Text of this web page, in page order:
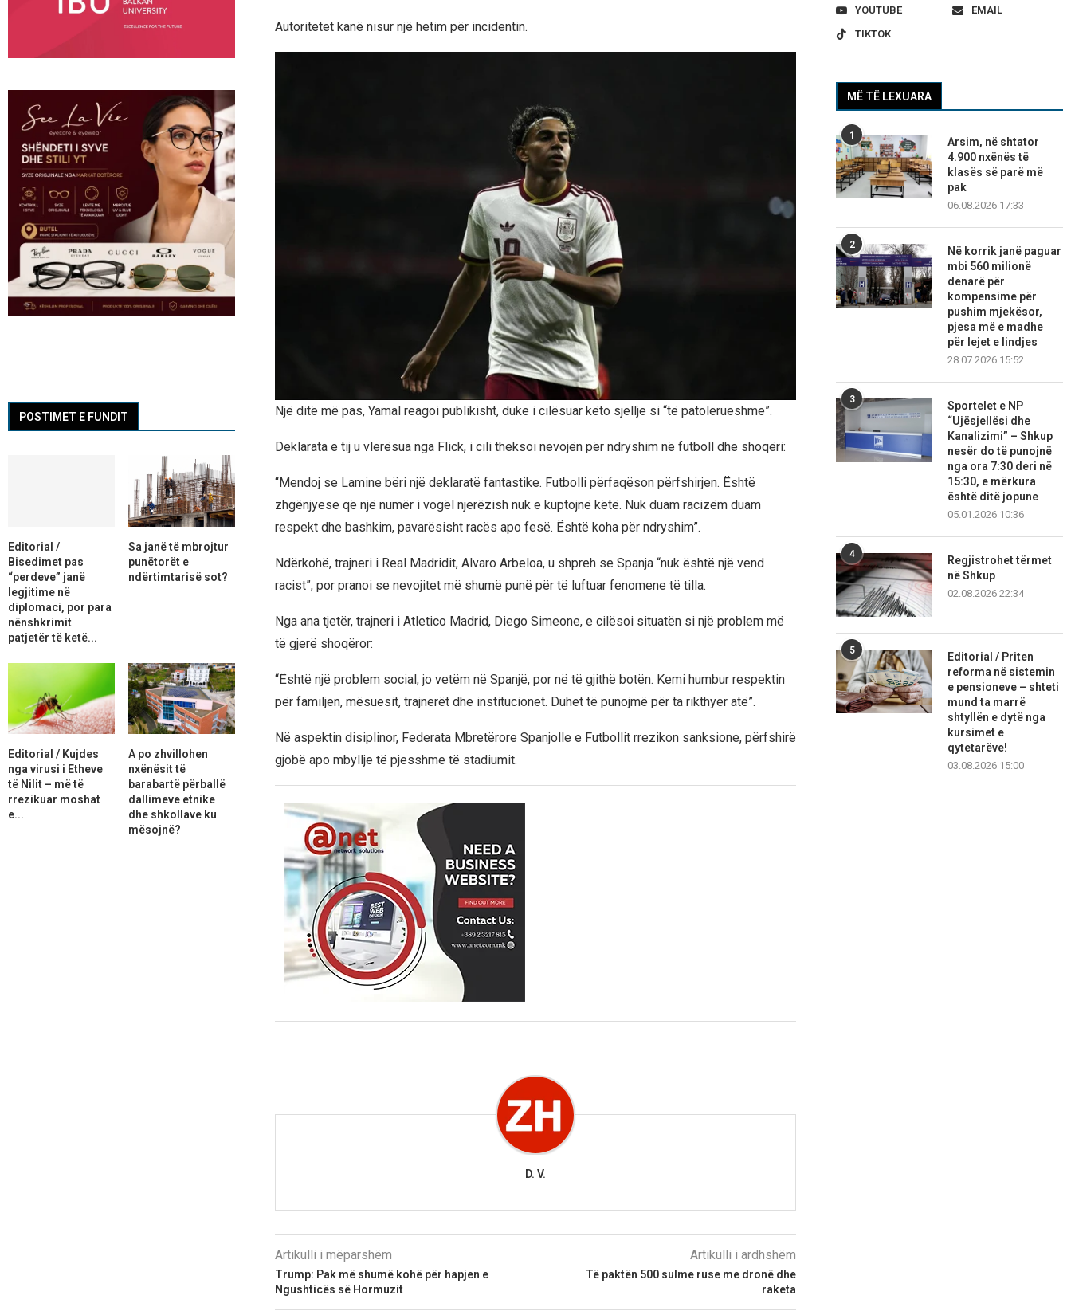
Autoritetet kanë nisur një hetim për incidentin.
Një ditë më pas, Yamal reagoi publikisht, duke i cilësuar këto sjellje si “të patolerueshme”.
Deklarata e tij u vlerësua nga Flick, i cili theksoi nevojën për ndryshim në futboll dhe shoqëri:
“Mendoj se Lamine bëri një deklaratë fantastike. Futbolli përfaqëson përfshirjen. Është
zhgënjyese që një numër i vogël njerëzish nuk e kuptojnë këtë. Nuk duam racizëm duam
respekt dhe bashkim, pavarësisht racës apo fesë. Është koha për ndryshim”.
Ndërkohë, trajneri i Real Madridit, Alvaro Arbeloa, u shpreh se Spanja “nuk është një vend
racist”, por pranoi se nevojitet më shumë punë për të luftuar fenomene të tilla.
Nga ana tjetër, trajneri i Atletico Madrid, Diego Simeone, e cilësoi situatën si një problem më
të gjerë shoqëror:
“Është një problem social, jo vetëm në Spanjë, por në të gjithë botën. Kemi humbur respektin
për familjen, mësuesit, trajnerët dhe institucionet. Duhet të punojmë për ta rikthyer atë”.
Në aspektin disiplinor, Federata Mbretërore Spanjolle e Futbollit rrezikon sanksione, përfshirë
gjobë apo mbyllje të pjesshme të stadiumit.
D. V.
Artikulli i mëparshëm
Trump: Pak më shumë kohë për hapjen e
Ngushticës së Hormuzit
Artikulli i ardhshëm
Të paktën 500 sulme ruse me dronë dhe
raketa
YOUTUBE
EMAIL
TIKTOK
MË TË LEXUARA
1
Arsim, në shtator
4.900 nxënës të
klasës së parë më
pak
06.08.2026 17:33
2
Në korrik janë paguar
mbi 560 milionë
denarë për
kompensime për
pushim mjekësor,
pjesa më e madhe
për lejet e lindjes
28.07.2026 15:52
3
Sportelet e NP
“Ujësjellësi dhe
Kanalizimi” – Shkup
nesër do të punojnë
nga ora 7:30 deri në
15:30, e mërkura
është ditë jopune
05.01.2026 10:36
4
Regjistrohet tërmet
në Shkup
02.08.2026 22:34
5
Editorial / Priten
reforma në sistemin
e pensioneve – shteti
mund ta marrë
shtyllën e dytë nga
kursimet e
qytetarëve!
03.08.2026 15:00
POSTIMET E FUNDIT
Editorial /
Bisedimet pas
“perdeve” janë
legjitime në
diplomaci, por para
nënshkrimit
patjetër të ketë...
Sa janë të mbrojtur
punëtorët e
ndërtimtarisë sot?
Editorial / Kujdes
nga virusi i Etheve
të Nilit – më të
rrezikuar moshat
e...
A po zhvillohen
nxënësit të
barabartë përballë
dallimeve etnike
dhe shkollave ku
mësojnë?